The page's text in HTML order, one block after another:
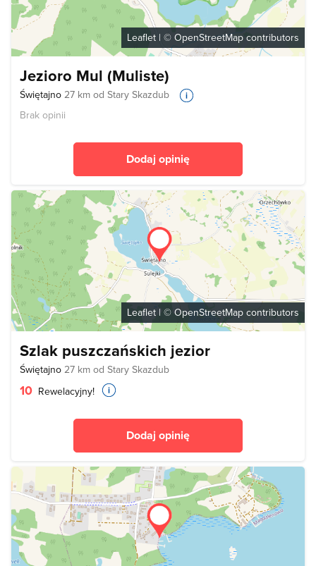
Leaflet | © OpenStreetMap contributors
Jezioro Mul (Muliste)
Świętajno 27 km od Stary Skazdub
Brak opinii
Dodaj opinię
Leaflet| © OpenStreetMap contributors
Szlak puszczańskich jezior
Świętajno 27 km od Stary Skazdub
10 Rewelacyjny!
Dodaj opinię